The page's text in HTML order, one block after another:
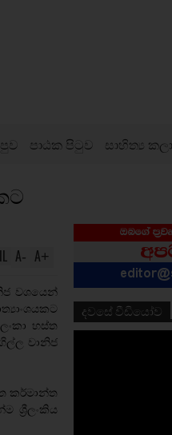
පාඨක පිටුව සාහිත්‍ය කලා
A+
A-
වශයෙන්
හස්ත
වානිජ
කර්මාන්ත
ශ්‍රීලංකිය
දවසේ වීඩියෝව